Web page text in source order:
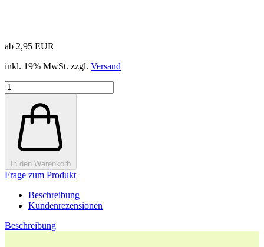
ab 2,95 EUR
inkl. 19% MwSt. zzgl. Versand
In den Warenkorb
Frage zum Produkt
Beschreibung
Kundenrezensionen
Beschreibung